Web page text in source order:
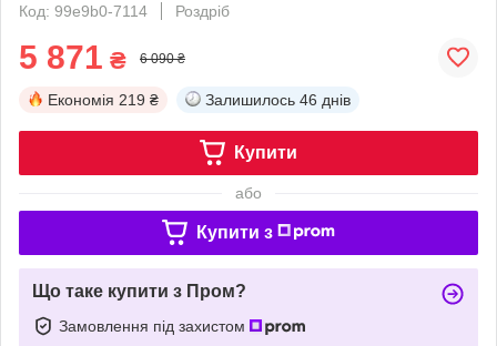
Код: 99e9b0-7114
Роздріб
5 871 ₴ 6 090 ₴
Економія 219 ₴ Залишилось 46 днів
Купити
або
Купити з
Що таке купити з Пром?
Замовлення під захистом